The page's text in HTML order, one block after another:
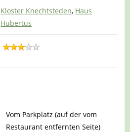
Kloster Knechtsteden, Haus
Hubertus
Vom Parkplatz (auf der vom
Restaurant entfernten Seite)